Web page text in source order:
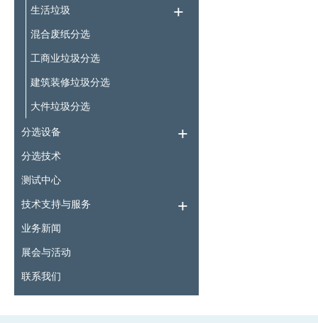
生活垃圾
混合废纸分选
工商业垃圾分选
建筑装修垃圾分选
大件垃圾分选
分选设备
分选技术
测试中心
技术支持与服务
业务新闻
展会与活动
联系我们